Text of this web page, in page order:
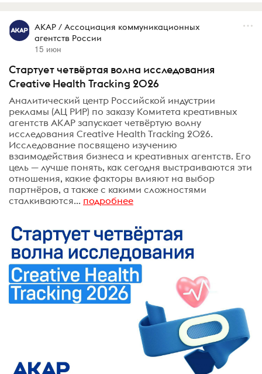
АКАР / Ассоциация коммуникационных
агентств России
15 июн
Стартует четвёртая волна исследования
Creative Health Tracking 2026
Аналитический центр Российской индустрии
рекламы (АЦ РИР) по заказу Комитета креативных
агентств АКАР запускает четвёртую волну
исследования Creative Health Tracking 2026.
Исследование посвящено изучению
взаимодействия бизнеса и креативных агентств. Его
цель — лучше понять, как сегодня выстраиваются эти
отношения, какие факторы влияют на выбор
партнёров, а также с какими сложностями
сталкиваются... подробнее